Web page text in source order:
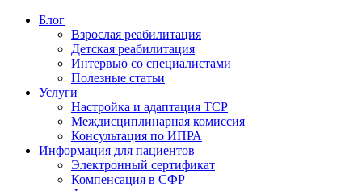
Блог
Взрослая реабилитация
Детская реабилитация
Интервью со специалистами
Полезные статьи
Услуги
Настройка и адаптация ТСР
Междисциплинарная комиссия
Консультация по ИПРА
Информация для пациентов
Электронный сертификат
Компенсация в СФР